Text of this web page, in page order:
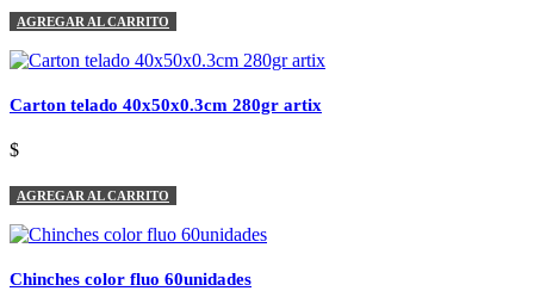
AGREGAR AL CARRITO
Carton telado 40x50x0.3cm 280gr artix
$
AGREGAR AL CARRITO
Chinches color fluo 60unidades